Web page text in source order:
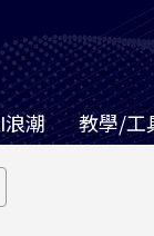
浪潮 教學/工